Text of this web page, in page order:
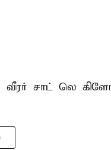
வீரர் சாட் லெ